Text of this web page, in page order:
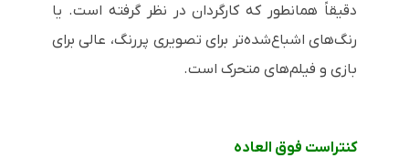
دقیقاً همانطور که کارگردان در نظر گرفته است. یا
رنگ‌های اشباع‌شده‌تر برای تصویری پررنگ، عالی برای
بازی و فیلم‌های متحرک است.
کنتراست فوق العاده